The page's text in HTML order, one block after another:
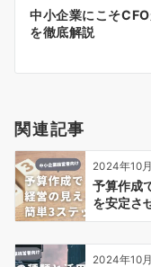
ン
中小企業にこそ
を徹底解説
関連記事
2024年10
予算作成
を安定さ
2024年10